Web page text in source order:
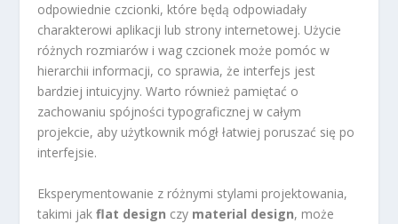
odpowiednie czcionki, które będą odpowiadały
charakterowi aplikacji lub strony internetowej. Użycie
różnych rozmiarów i wag czcionek może pomóc w
hierarchii informacji, co sprawia, że interfejs jest
bardziej intuicyjny. Warto również pamiętać o
zachowaniu spójności typograficznej w całym
projekcie, aby użytkownik mógł łatwiej poruszać się po
interfejsie.
Eksperymentowanie z różnymi stylami projektowania,
takimi jakflat design czy material design, może